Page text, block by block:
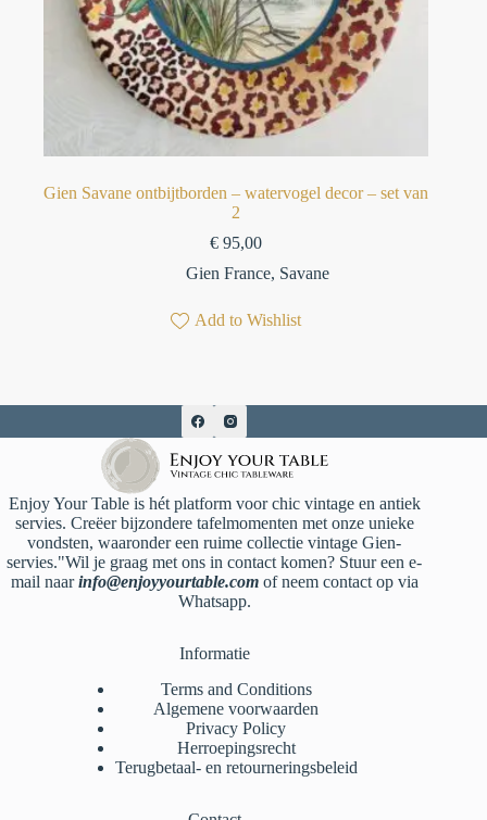
⁠Gien Savane ontbijtborden – watervogel decor⁠ – set van
2
€ 95,00
Gien France, Savane
Add to Wishlist
Enjoy Your Table is hét platform voor chic vintage en antiek
servies. Creëer bijzondere tafelmomenten met onze unieke
vondsten, waaronder een ruime collectie vintage Gien-
servies."Wil je graag met ons in contact komen? Stuur een e-
mail naarinfo@enjoyyourtable.comof neem contact op via
Whatsapp.
Informatie
Terms and Conditions
Algemene voorwaarden
Privacy Policy
Herroepingsrecht
Terugbetaal- en retourneringsbeleid